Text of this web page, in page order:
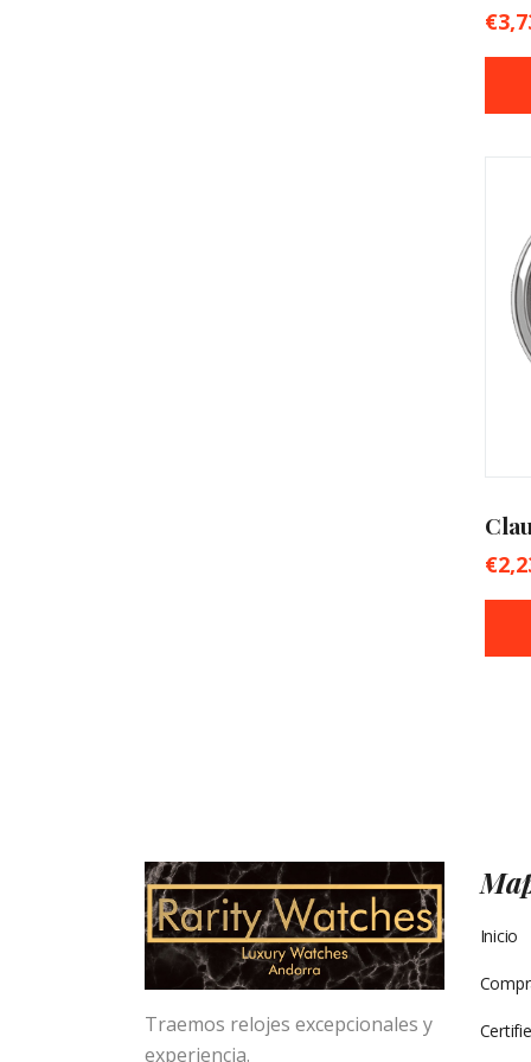
€
€
Traemos relojes excepcionales y
experiencia.
Inicio